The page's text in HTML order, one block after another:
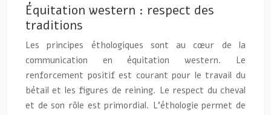
Équitation western : respect des
traditions
Les principes éthologiques sont au cœur de la
communication en équitation western. Le
renforcement positif est courant pour le travail du
bétail et les figures de reining. Le respect du cheval
et de son rôle est primordial. L’éthologie permet de